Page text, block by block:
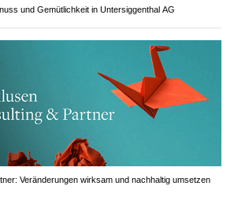
und Gemütlichkeit in Untersiggenthal AG
Veränderungen wirksam und nachhaltig umsetzen